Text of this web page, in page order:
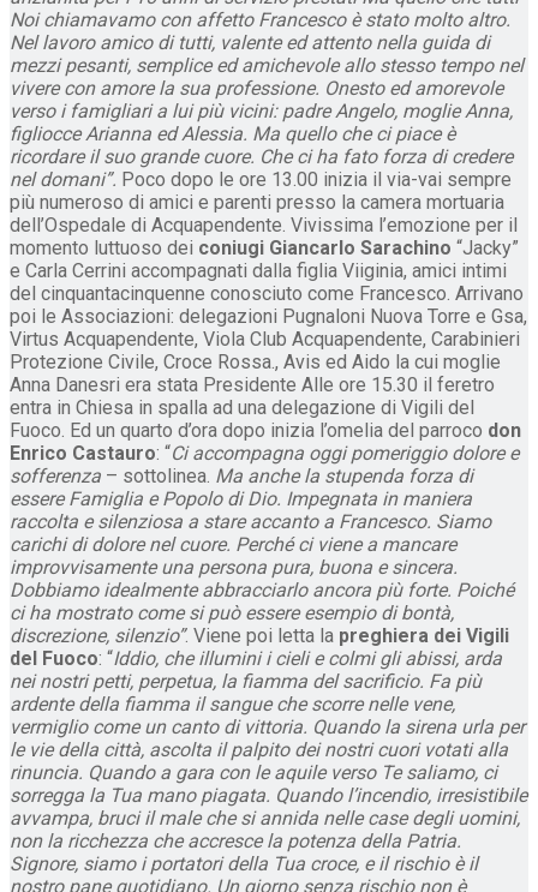
Noi chiamavamo con affetto Francesco è stato molto altro.
Nel lavoro amico di tutti, valente ed attento nella guida di
mezzi pesanti, semplice ed amichevole allo stesso tempo nel
vivere con amore la sua professione. Onesto ed amorevole
verso i famigliari a lui più vicini: padre Angelo, moglie Anna,
figliocce Arianna ed Alessia. Ma quello che ci piace è
ricordare il suo grande cuore. Che ci ha fato forza di credere
nel domani”. Poco dopo le ore 13.00 inizia il via-vai sempre
più numeroso di amici e parenti presso la camera mortuaria
dell’Ospedale di Acquapendente. Vivissima l’emozione per il
momento luttuoso dei coniugi Giancarlo Sarachino “Jacky”
e Carla Cerrini accompagnati dalla figlia Viiginia, amici intimi
del cinquantacinquenne conosciuto come Francesco. Arrivano
poi le Associazioni: delegazioni Pugnaloni Nuova Torre e Gsa,
Virtus Acquapendente, Viola Club Acquapendente, Carabinieri
Protezione Civile, Croce Rossa., Avis ed Aido la cui moglie
Anna Danesri era stata Presidente Alle ore 15.30 il feretro
entra in Chiesa in spalla ad una delegazione di Vigili del
Fuoco. Ed un quarto d’ora dopo inizia l’omelia del parroco don
Enrico Castauro: “Ci accompagna oggi pomeriggio dolore e
sofferenza – sottolinea. Ma anche la stupenda forza di
essere Famiglia e Popolo di Dio. Impegnata in maniera
raccolta e silenziosa a stare accanto a Francesco. Siamo
carichi di dolore nel cuore. Perché ci viene a mancare
improvvisamente una persona pura, buona e sincera.
Dobbiamo idealmente abbracciarlo ancora più forte. Poiché
ci ha mostrato come si può essere esempio di bontà,
discrezione, silenzio”. Viene poi letta la preghiera dei Vigili
del Fuoco: “Iddio, che illumini i cieli e colmi gli abissi, arda
nei nostri petti, perpetua, la fiamma del sacrificio. Fa più
ardente della fiamma il sangue che scorre nelle vene,
vermiglio come un canto di vittoria. Quando la sirena urla per
le vie della città, ascolta il palpito dei nostri cuori votati alla
rinuncia. Quando a gara con le aquile verso Te saliamo, ci
sorregga la Tua mano piagata. Quando l’incendio, irresistibile
avvampa, bruci il male che si annida nelle case degli uomini,
non la ricchezza che accresce la potenza della Patria.
Signore, siamo i portatori della Tua croce, e il rischio è il
nostro pane quotidiano. Un giorno senza rischio non è